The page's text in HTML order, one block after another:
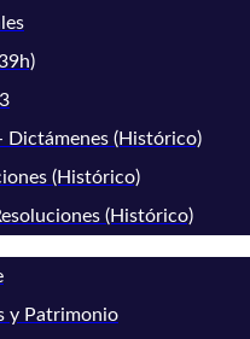
Dictámenes (Histórico)
(Histórico)
(Histórico)
y Patrimonio